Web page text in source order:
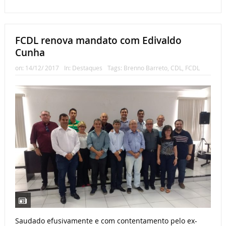
FCDL renova mandato com Edivaldo
Cunha
on: 14/12/ 2017 In: Destaques Tags: Brenno Barreto, CDL FCDL
Saudado efusivamente e com contentamento pelo ex-